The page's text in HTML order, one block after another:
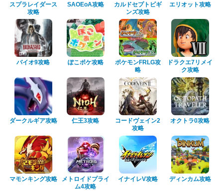
スプラレイダース
攻略
SAOEoA攻略
カルドセプトビギ
ンズ攻略
エリオット攻略
バイオ9攻略 ぽこポケ攻略
ポケモンFRLG攻
略
ドラクエ7リメイ
ク攻略
ダークルギア攻略 仁王3攻略
コードヴェイン2
攻略
オクトラ0攻略
マモンキング攻略
メトロイドプライ
ム4攻略
イナイレV攻略 ディンカム攻略